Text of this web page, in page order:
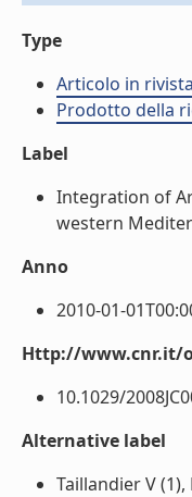
Type
Articolo in rivista
Prodotto della
Label
Integration of
western
Anno
2010-01-
Http://www.cnr.it/
10.1029/
Alternative label
Taillandier V